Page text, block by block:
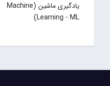
یادگیری ماشین (Machine
Learning - ML)